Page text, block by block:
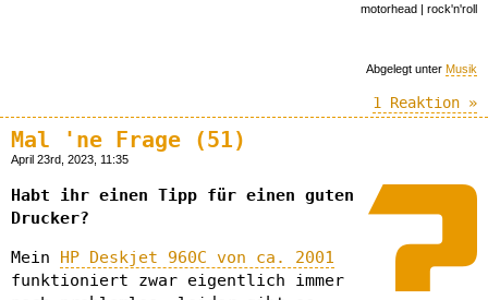
motorhead | rock'n'roll
Abgelegt unter Musik
1 Reaktion »
Mal 'ne Frage (51)
April 23rd, 2023, 11:35
Habt ihr einen Tipp für einen guten
Drucker?
Mein HP Deskjet 960C von ca. 2001
funktioniert zwar eigentlich immer